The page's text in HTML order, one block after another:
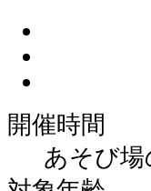
開催時間
あそび